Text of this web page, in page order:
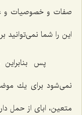
صفات و خصوصیات و
این را شما
پس
نمى‌شود براى یك
متعین، اباى از حمل